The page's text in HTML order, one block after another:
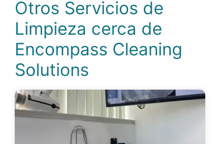
Otros Servicios de
Limpieza cerca de
Encompass Cleaning
Solutions